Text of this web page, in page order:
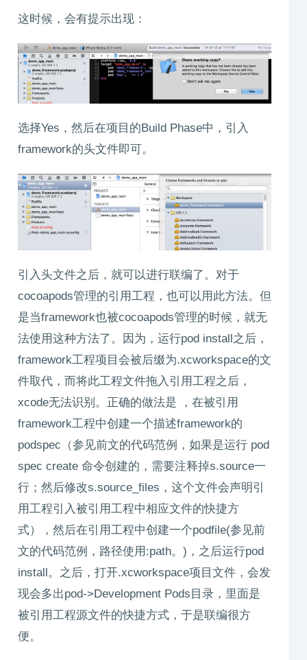
这时候，会有提示出现：
选择Yes，然后在项目的Build Phase中，引入
framework的头文件即可。
引入头文件之后，就可以进行联编了。对于
cocoapods管理的引用工程，也可以用此方法。但
是当framework也被cocoapods管理的时候，就无
法使用这种方法了。因为，运行pod install之后，
framework工程项目会被后缀为.xcworkspace的文
件取代，而将此工程文件拖入引用工程之后，
xcode无法识别。正确的做法是 ，在被引用
framework工程中创建一个描述framework的
podspec（参见前文的代码范例，如果是运行 pod
spec create 命令创建的，需要注释掉s.source一
行；然后修改s.source_files，这个文件会声明引
用工程引入被引用工程中相应文件的快捷方
式），然后在引用工程中创建一个podfile(参见前
文的代码范例，路径使用:path。)，之后运行pod
install。之后，打开.xcworkspace项目文件，会发
现会多出pod->Development Pods目录，里面是
被引用工程源文件的快捷方式，于是联编很方
便。